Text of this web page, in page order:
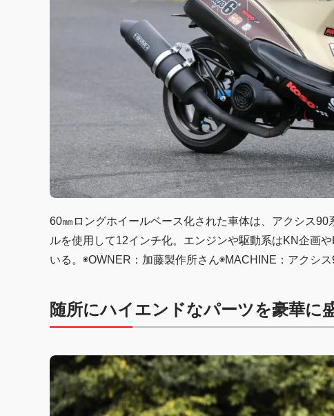
60㎜ロングホイールベース化された車体は、アクシス
ルを使用して12インチ化。エンジンや駆動系はKN企画
いる。◉OWNER：加藤製作所さん◉MACHINE：アクシ
随所にハイエンドなパーツを豪華に